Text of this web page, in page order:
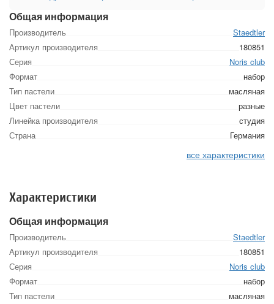
Общая информация
Производитель
Staedtler
Артикул производителя
180851
Серия
Noris club
Формат
набор
Тип пастели
масляная
Цвет пастели
разные
Линейка производителя
студия
Страна
Германия
все характеристики
Характеристики
Общая информация
Производитель
Staedtler
Артикул производителя
180851
Серия
Noris club
Формат
набор
Тип пастели
масляная